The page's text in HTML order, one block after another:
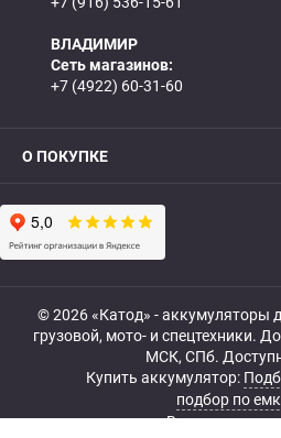
ВЛАДИМИР
Сеть магазинов:
+7 (4922) 60-31-60
О ПОКУПКЕ
© 2026 «Катод» - аккумуляторы
грузовой, мото- и спецтехники.
МСК, СПб.
Купить аккумулятор:
подбор по
Все права